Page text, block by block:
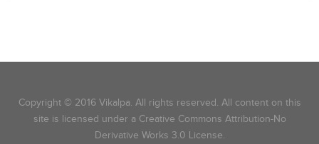
Copyright © 2016 Vikalpa. All rights reserved. All content on this
site is licensed under a Creative Commons Attribution-No
Derivative Works 3.0 License.